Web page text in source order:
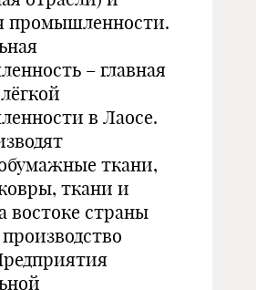
промышленности.
– главная
в Лаосе.
ткани,
ткани и
востоке страны